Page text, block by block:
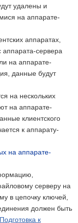
удалены и
на аппарате-
аппаратах,
сервера
на аппарате-
данные будут
на нескольких
на аппарате-
клиентского
к аппарату-
на аппарате-
серверу на
в цепочку ключей,
должен быть
Подготовка к